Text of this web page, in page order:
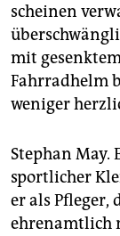
scheinen
mit
Fahrradhelm
weniger
Stephan
sportlicher
er als Pfleger,
ehrenamtlich